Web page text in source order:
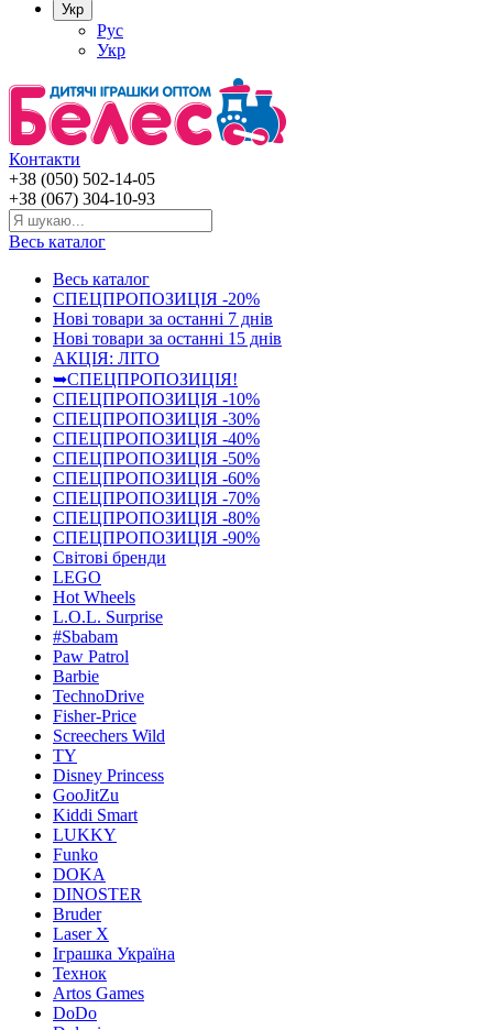
Укр
Рус
Укр
Контакти
+38 (050) 502-14-05
+38 (067) 304-10-93
Весь каталог
Весь каталог
СПЕЦПРОПОЗИЦІЯ -20%
Нові товари за останнi 7 днiв
Нові товари за останнi 15 днiв
АКЦІЯ: ЛІТО
➥СПЕЦПРОПОЗИЦІЯ!
СПЕЦПРОПОЗИЦІЯ -10%
СПЕЦПРОПОЗИЦІЯ -30%
СПЕЦПРОПОЗИЦІЯ -40%
СПЕЦПРОПОЗИЦІЯ -50%
СПЕЦПРОПОЗИЦІЯ -60%
СПЕЦПРОПОЗИЦІЯ -70%
СПЕЦПРОПОЗИЦІЯ -80%
СПЕЦПРОПОЗИЦІЯ -90%
Світові бренди
LEGO
Hot Wheels
L.O.L. Surprise
#Sbabam
Paw Patrol
Barbie
TechnoDrive
Fisher-Price
Screechers Wild
TY
Disney Princess
GooJitZu
Kiddi Smart
LUKKY
Funko
DOKA
DINOSTER
Bruder
Laser X
Іграшка Україна
Технок
Artos Games
DoDo